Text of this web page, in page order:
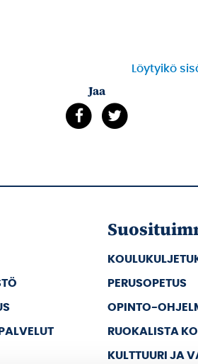
Löytyikö
Jaa
PERUSOPETUS
OPINTO-
RUOKALISTA
KULTTUURI JA